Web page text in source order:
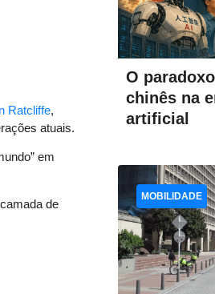
Ratcliffe,
atuais.
em
de
O
chinês na
artificial
MOBILIDADE